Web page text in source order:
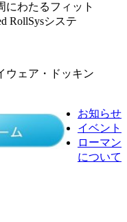
にわたるフィット
RollSysシステ
ウェア・ドッキン
お知らせ
イベント
ローマン
について